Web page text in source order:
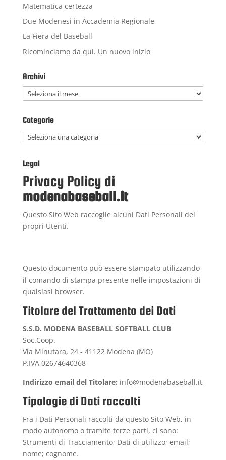
Matematica certezza
Due Modenesi in Accademia Regionale
La Fiera del Baseball
Ricominciamo da qui. Un nuovo inizio
Archivi
Archivi
Categorie
Categorie
Legal
Privacy Policy di
modenabaseball.it
Questo Sito Web raccoglie alcuni Dati Personali dei
propri Utenti.
Questo documento può essere stampato utilizzando
il comando di stampa presente nelle impostazioni di
qualsiasi browser.
Titolare del Trattamento dei Dati
S.S.D. MODENA BASEBALL SOFTBALL CLUB
Soc.Coop.
Via Minutara, 24 - 41122 Modena (MO)
P.IVA 02674640368
Indirizzo email del Titolare: info@modenabaseball.it
Tipologie di Dati raccolti
Fra i Dati Personali raccolti da questo Sito Web, in
modo autonomo o tramite terze parti, ci sono:
Strumenti di Tracciamento; Dati di utilizzo; email;
nome; cognome.